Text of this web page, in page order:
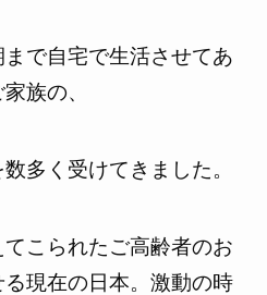
まで自宅で生活させてあ
族の、
多く受けてきました。
こられたご高齢者のお
現在の日本。激動の時